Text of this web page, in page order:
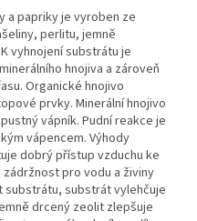
a papriky je vyroben ze
perlitu, jemně
vyhnojení substrátu je
hnojiva a zároveň
Organické hnojivo
prvky. Minerální hnojivo
vápník. Pudní reakce je
vápencem. Výhody
dobrý přístup vzduchu ke
pro vodu a živiny
substrát vylehčuje
drcený zeolit zlepšuje